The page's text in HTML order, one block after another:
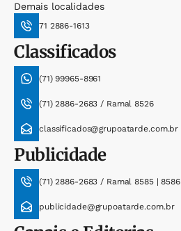
Demais localidades
71 2886-1613
Classificados
(71) 99965-8961
(71) 2886-2683 / Ramal 8526
classificados@grupoatarde.com.br
Publicidade
(71) 2886-2683 / Ramal 8585 | 8586
publicidade@grupoatarde.com.br